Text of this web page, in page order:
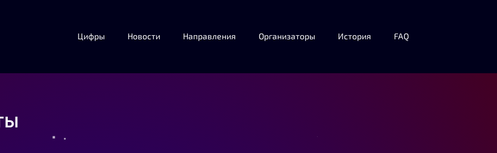
Цифры Новости Направления Организаторы История FAQ